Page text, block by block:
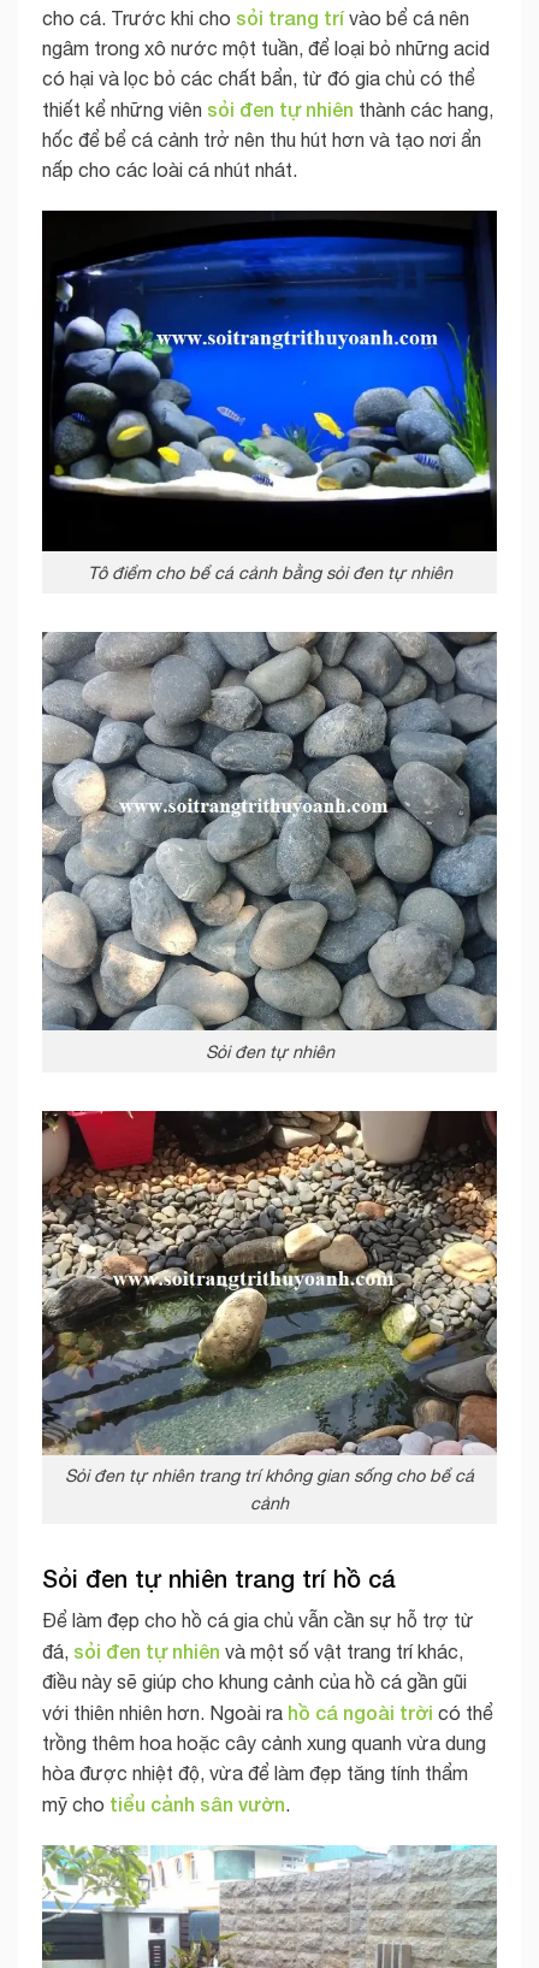
cho cá. Trước khi cho sỏi trang trívào bể cá nên
ngâm trong xô nước một tuần, để loại bỏ những acid
có hại và lọc bỏ các chất bẩn, từ đó gia chủ có thể
thiết kể những viên sỏi đen tự nhiên thành các hang,
hốc để bể cá cảnh trở nên thu hút hơn và tạo nơi ẩn
nấp cho các loài cá nhút nhát.
Tô điểm cho bể cá cảnh bằng sỏi đen tự nhiên
Sỏi đen tự nhiên
Sỏi đen tự nhiên trang trí không gian sống cho bể cá
cảnh
Sỏi đen tự nhiên trang trí hồ cá
Để làm đẹp cho hồ cá gia chủ vẫn cần sự hỗ trợ từ
đá, sỏi đen tự nhiên và một số vật trang trí khác,
điều này sẽ giúp cho khung cảnh của hồ cá gần gũi
với thiên nhiên hơn. Ngoài ra hồ cá ngoài trời có thể
trồng thêm hoa hoặc cây cảnh xung quanh vừa dung
hòa được nhiệt độ, vừa để làm đẹp tăng tính thẩm
mỹ cho tiểu cảnh sân vườn.